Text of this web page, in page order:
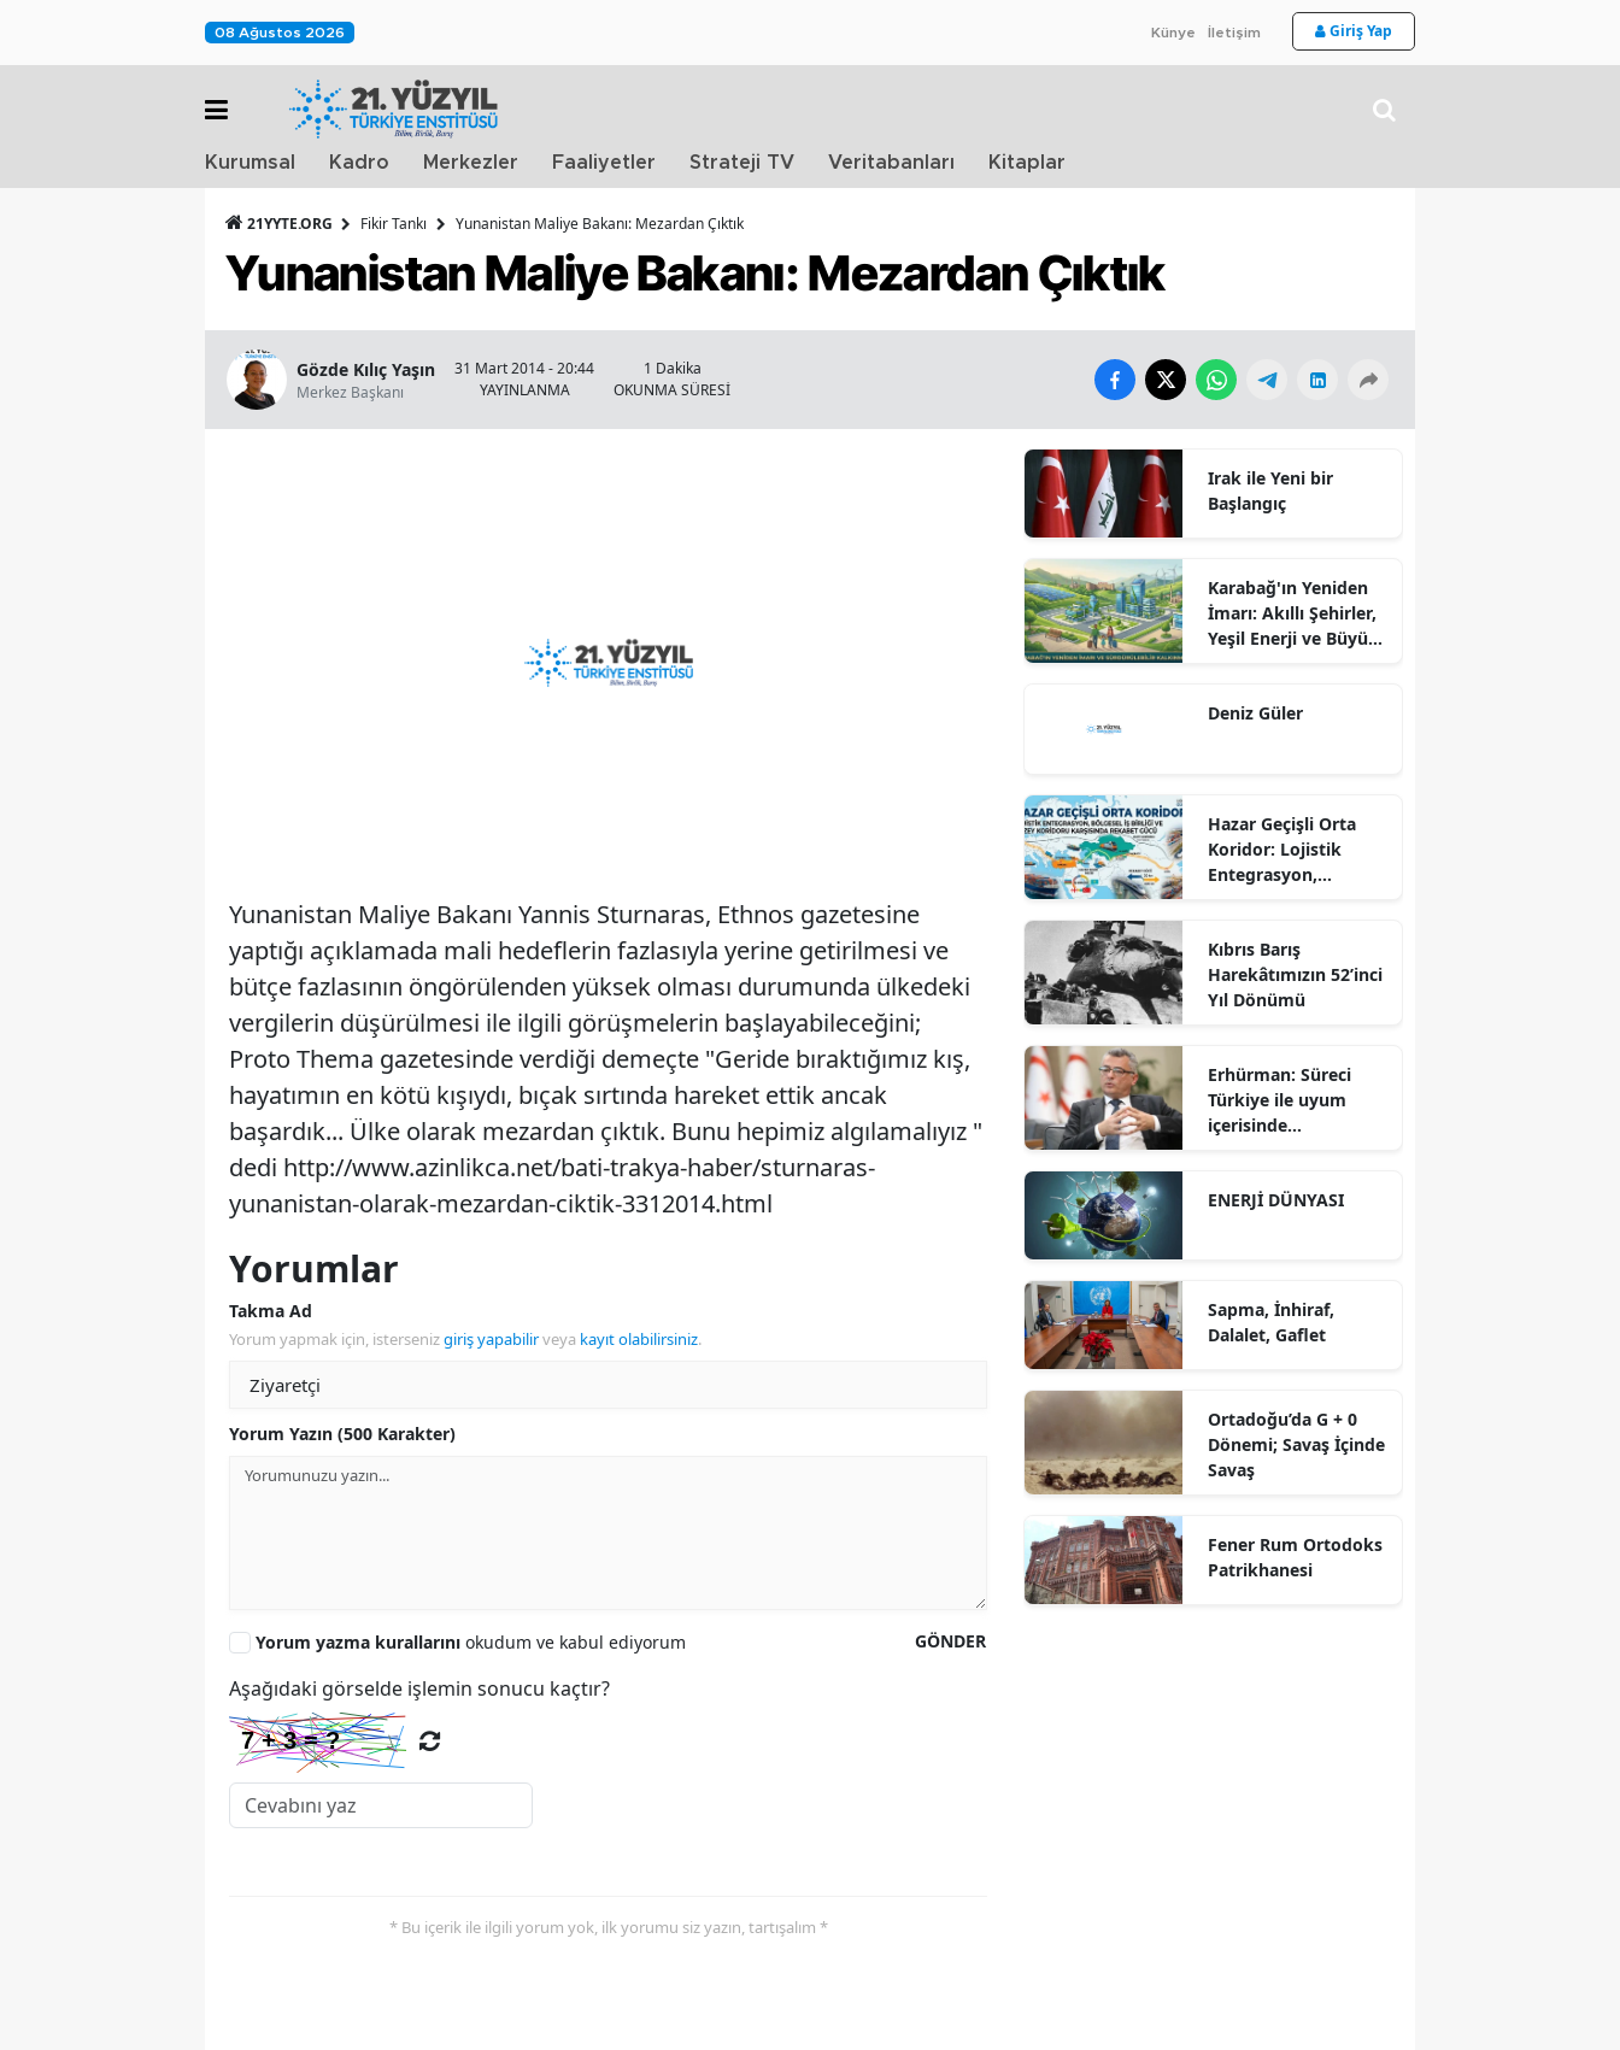
08 Ağustos 2026 Künye İletişim Giriş Yap
Kurumsal Kadro Merkezler Faaliyetler Strateji TV Veritabanları Kitaplar
21YYTE.ORG Fikir Tankı Yunanistan Maliye Bakanı: Mezardan Çıktık
Yunanistan Maliye Bakanı: Mezardan Çıktık
Gözde Kılıç Yaşın
Merkez Başkanı
31 Mart 2014 - 20:44
YAYINLANMA
1 Dakika
OKUNMA SÜRESİ
Yunanistan Maliye Bakanı Yannis Sturnaras, Ethnos gazetesine
yaptığı açıklamada mali hedeflerin fazlasıyla yerine getirilmesi ve
bütçe fazlasının öngörülenden yüksek olması durumunda ülkedeki
vergilerin düşürülmesi ile ilgili görüşmelerin başlayabileceğini;
Proto Thema gazetesinde verdiği demeçte "Geride bıraktığımız kış,
hayatımın en kötü kışıydı, bıçak sırtında hareket ettik ancak
başardık... Ülke olarak mezardan çıktık. Bunu hepimiz algılamalıyız "
dedi http://www.azinlikca.net/bati-trakya-haber/sturnaras-
yunanistan-olarak-mezardan-ciktik-3312014.html
Yorumlar
Takma Ad
Yorum yapmak için, istersenizgiriş yapabilirveya kayıt olabilirsiniz.
Yorum Yazın (500 Karakter)
GÖNDER
Yorum yazma kurallarını okudum ve kabul ediyorum
Aşağıdaki görselde işlemin sonucu kaçtır?
* Bu içerik ile ilgili yorum yok, ilk yorumu siz yazın, tartışalım *
Irak ile Yeni bir
Başlangıç
Karabağ'ın Yeniden
İmarı: Akıllı Şehirler,
Yeşil Enerji ve Büyük
Sürdürülebilir
Deniz Güler
Hazar Geçişli Orta
Koridor: Lojistik
Entegrasyon,
Karşısında Rekabet
Gücü
Kıbrıs Barış
Harekâtımızın 52’inci
Yıl Dönümü
Erhürman: Süreci
Türkiye ile uyum
içerisinde
ENERJİ DÜNYASI
Sapma, İnhiraf,
Dalalet, Gaflet
Ortadoğu’da G + 0
Dönemi; Savaş İçinde
Savaş
Fener Rum Ortodoks
Patrikhanesi